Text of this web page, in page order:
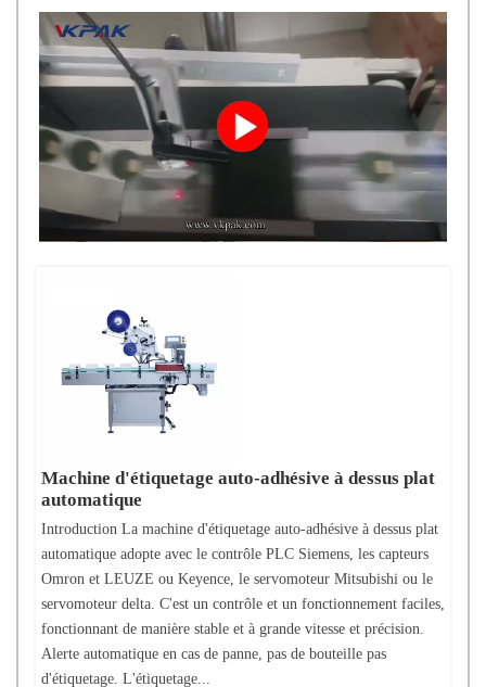
Machine d'étiquetage auto-adhésive à dessus plat
automatique
Introduction La machine d'étiquetage auto-adhésive à dessus plat
automatique adopte avec le contrôle PLC Siemens, les capteurs
Omron et LEUZE ou Keyence, le servomoteur Mitsubishi ou le
servomoteur delta. C'est un contrôle et un fonctionnement faciles,
fonctionnant de manière stable et à grande vitesse et précision.
Alerte automatique en cas de panne, pas de bouteille pas
d'étiquetage. L'étiquetage...